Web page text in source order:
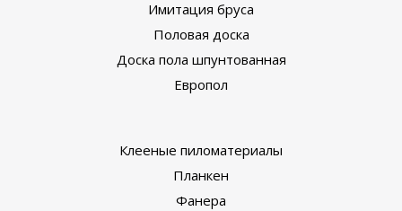
Имитация бруса
Половая доска
Доска пола шпунтованная
Европол
Клееные пиломатериалы
Планкен
Фанера